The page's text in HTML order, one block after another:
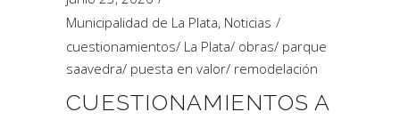
Municipalidad de La Plata, Noticias
cuestionamientos/ La Plata/ obras/ parque
saavedra/ puesta en valor/ remodelación
CUESTIONAMIENTOS A